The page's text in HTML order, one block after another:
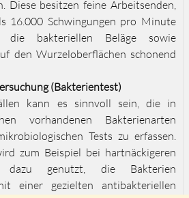
Diese besitzen feine Arbeitsenden,
16.000 Schwingungen pro Minute
die bakteriellen Beläge sowie
den Wurzeloberflächen schonend
(Bakterientest)
kann es sinnvoll sein, die in
vorhandenen Bakterienarten
Tests zu erfassen.
zum Beispiel bei hartnäckigeren
dazu genutzt, die Bakterien
einer gezielten antibakteriellen